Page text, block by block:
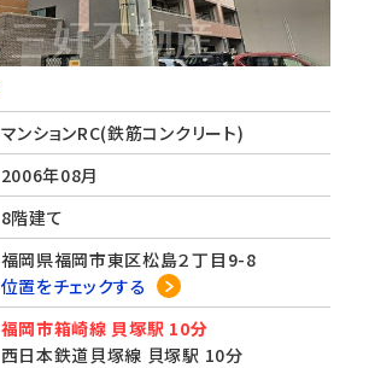
マンションRC(鉄筋コンクリート)
2006年08月
8階建て
福岡県福岡市東区松島２丁目9-8
位置をチェックする
福岡市箱崎線 貝塚駅 10分
西日本鉄道貝塚線 貝塚駅 10分